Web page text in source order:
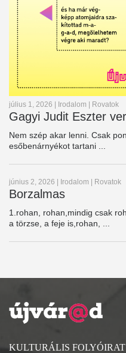
július 1, 2026 | Irodalom | Rovatok
Gagyi Judit Eszter
Nem szép akar lenni. Csak
esőbenárnyékot tartani ...
június 2, 2026 | Irodalom | Rovatok
Borzalmas
1.rohan, rohan,mindig csak
a törzse, a feje is,rohan, ...
KULTURÁLIS FOLYÓIRAT